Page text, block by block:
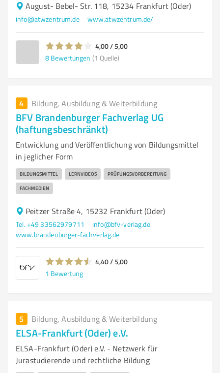
August- Bebel- Str. 118, 15234 Frankfurt (Oder)
info@atwzentrum.de www.atwzentrum.de/
4,00 / 5,00
8 Bewertungen (1 Quelle)
4 Bildung, Ausbildung & Weiterbildung
BFV Brandenburger Fachverlag UG
(haftungsbeschränkt)
Entwicklung und Veröffentlichung von Bildungsmittel
in jeglicher Form
BILDUNGSMITTEL LERNVIDEOS PRÜFUNGSVORBEREITUNG
FACHMEDIEN
Peitzer Straße 4, 15232 Frankfurt (Oder)
Tel. +49 33562979711
info@bfv-verlag.de
www.brandenburger-fachverlag.de
4,40 / 5,00
1 Bewertung
5 Bildung, Ausbildung & Weiterbildung
ELSA-Frankfurt (Oder) e.V.
ELSA-Frankfurt (Oder) e.V. - Netzwerk für
Jurastudierende und rechtliche Bildung